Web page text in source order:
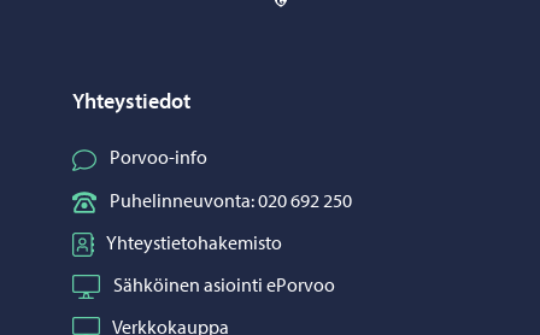
Yhteystiedot
Porvoo-info
Puhelinneuvonta: 020 692 250
Yhteystietohakemisto
Sähköinen asiointi ePorvoo
Verkkokauppa